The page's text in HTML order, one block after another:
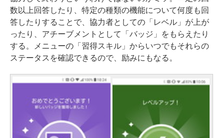
数以上回答したり、特定の種類の機能について何度も回
答したりすることで、協力者としての「レベル」が上が
ったり、アチーブメントとして「バッジ」をもらえたり
する。メニューの「習得スキル」からいつでもそれらの
ステータスを確認できるので、励みにもなる。